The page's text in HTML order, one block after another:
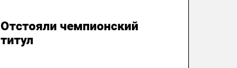
Отстояли чемпионский
титул